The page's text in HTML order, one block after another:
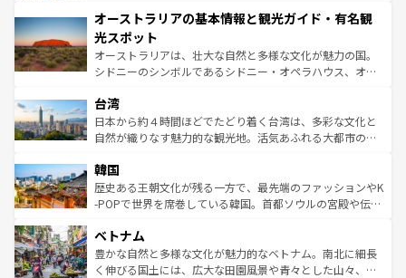
部のニューオーリンズでは、音楽と美食が融合した独特の
文化が魅力。旅行者はアメリカの各地域で異なる魅力を楽
しみながら、その多様性と豊かな歴史を感じることができ
るだろう。車でのロードトリップや列車の旅も、アメリカ
情報は
ワイ島は見逃せない。また、定番の観光地といえばオアフ
島だが、静かな自然を求めるならマウイ島やカウアイ島が
おすすめ。エメラルドグリーンに輝く海をはじめ、豊かな
文化や歴史が息づいている。「アロハスピリット」と呼ば
人々、おいしいローカルフードやハワイアンミュージッ
ク、伝統的なフラダンスなど、すべてがハワイの魅力を彩
っている。訪れるたびに新しい発見と感動が待っているハ
はコンテンツ一覧
オーストラリアの基本情報と観光ガイド・有名観
光スポット
オーストラリアは、壮大な自然と多様な文化が魅力の国。
シドニーのシンボルであるシドニー・オペラハウス、オー
リアリーフや大陸中央部にそびえるウルル（エアーズロッ
ク）、タスマニアの美しい原生林やケアンズの熱帯雨林な
ど、見どころがたくさん。また、カフェやワイン、オージ
いる。アクティビティも充実しており、サーフィンやダイ
ビング、ハイキングなど、アウトドア好きにはたまらな
い。オーストラリアの多彩な魅力を存分に味わいつくそ
参照してほしい。
台湾
日本から約４時間ほどでたどり着く台湾は、多彩な文化と
自然が織りなす魅力的な観光地。活気あふれる大都市の台
ン）、静ひつな山岳地帯である台湾東部など、都市の喧騒
と山間の静けさが共存しており、訪れる人に新しい発見と
驚きをもたらしてくれる。また、奥深い台湾の食文化も魅
容にもいいと評判のスイーツなど、バラエティ豊かな料理
が味わえる。 なお、新着の台湾情報は コンテンツ一覧を参
照してほしい。
韓国
歴史ある王朝文化が残る一方で、最先端のファッションやK
-POPで世界を席巻している韓国。首都ソウルの宮殿や伝統
き、地方に足を延ばせば四季折々の自然美を楽しむことが
できる。そして、キムチや焼肉、絶品のストリートフード
まで、さまざまな韓国料理が待っている。夜には、韓国な
ベトナム
豊かな自然と多様な文化が魅力的なベトナム。南北に細長
く伸びる国土には、広大な田園風景や青々とした山々、世